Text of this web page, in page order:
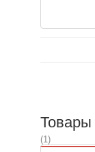
Поверхность
Плитка
Товары
(1)